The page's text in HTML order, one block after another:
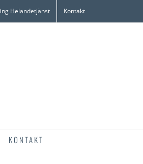
Helandetjänst Kontakt
KONTAKT